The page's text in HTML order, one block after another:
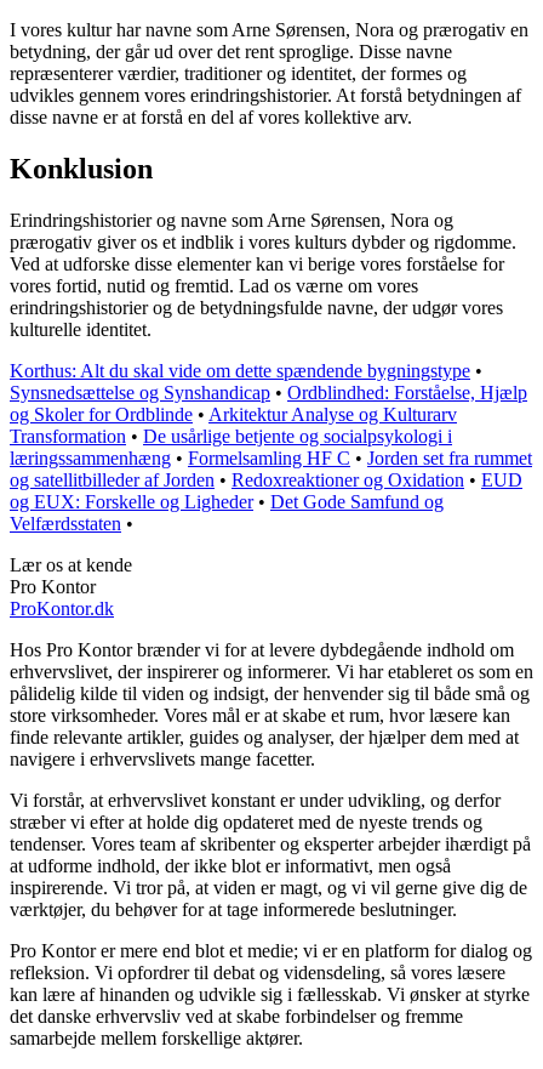
I vores kultur har navne som Arne Sørensen, Nora og prærogativ en
betydning, der går ud over det rent sproglige. Disse navne
repræsenterer værdier, traditioner og identitet, der formes og
udvikles gennem vores erindringshistorier. At forstå betydningen af
disse navne er at forstå en del af vores kollektive arv.
Konklusion
Erindringshistorier og navne som Arne Sørensen, Nora og
prærogativ giver os et indblik i vores kulturs dybder og rigdomme.
Ved at udforske disse elementer kan vi berige vores forståelse for
vores fortid, nutid og fremtid. Lad os værne om vores
erindringshistorier og de betydningsfulde navne, der udgør vores
kulturelle identitet.
Korthus: Alt du skal vide om dette spændende bygningstype •
Synsnedsættelse og Synshandicap • Ordblindhed: Forståelse, Hjælp
og Skoler for Ordblinde • Arkitektur Analyse og Kulturarv
Transformation • De usårlige betjente og socialpsykologi i
læringssammenhæng • Formelsamling HF C • Jorden set fra rummet
og satellitbilleder af Jorden • Redoxreaktioner og Oxidation • EUD
og EUX: Forskelle og Ligheder• Det Gode Samfund og
Velfærdsstaten •
Lær os at kende
Pro Kontor
ProKontor.dk
Hos Pro Kontor brænder vi for at levere dybdegående indhold om
erhvervslivet, der inspirerer og informerer. Vi har etableret os som en
pålidelig kilde til viden og indsigt, der henvender sig til både små og
store virksomheder. Vores mål er at skabe et rum, hvor læsere kan
finde relevante artikler, guides og analyser, der hjælper dem med at
navigere i erhvervslivets mange facetter.
Vi forstår, at erhvervslivet konstant er under udvikling, og derfor
stræber vi efter at holde dig opdateret med de nyeste trends og
tendenser. Vores team af skribenter og eksperter arbejder ihærdigt på
at udforme indhold, der ikke blot er informativt, men også
inspirerende. Vi tror på, at viden er magt, og vi vil gerne give dig de
værktøjer, du behøver for at tage informerede beslutninger.
Pro Kontor er mere end blot et medie; vi er en platform for dialog og
refleksion. Vi opfordrer til debat og vidensdeling, så vores læsere
kan lære af hinanden og udvikle sig i fællesskab. Vi ønsker at styrke
det danske erhvervsliv ved at skabe forbindelser og fremme
samarbejde mellem forskellige aktører.